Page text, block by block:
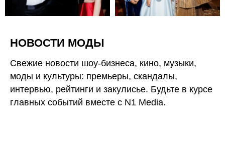
НОВОСТИ МОДЫ
Свежие новости шоу-бизнеса, кино, музыки,
моды и культуры: премьеры, скандалы,
интервью, рейтинги и закулисье. Будьте в курсе
главных событий вместе с N1 Media.